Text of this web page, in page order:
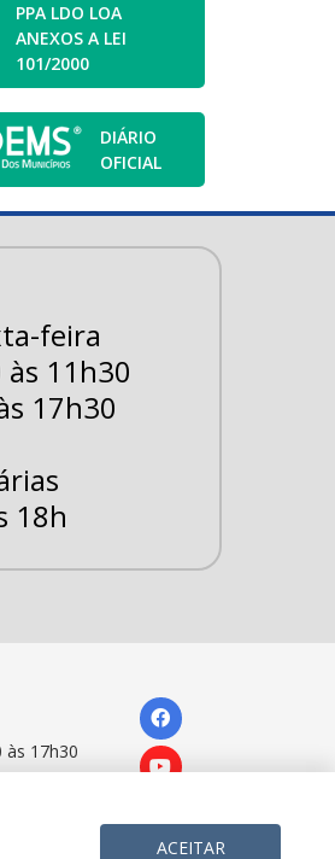
PPA LDO LOA
ANEXOS A LEI
101/2000
DIÁRIO
OFICIAL
feira
11h30
17h30
18h
às 17h30
ACEITAR